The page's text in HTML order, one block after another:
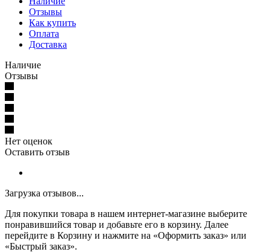
Отзывы
Как купить
Оплата
Доставка
Наличие
Отзывы
Нет оценок
Оставить отзыв
Загрузка отзывов...
Для покупки товара в нашем интернет-магазине выберите
понравившийся товар и добавьте его в корзину. Далее
перейдите в Корзину и нажмите на «Оформить заказ» или
«Быстрый заказ».